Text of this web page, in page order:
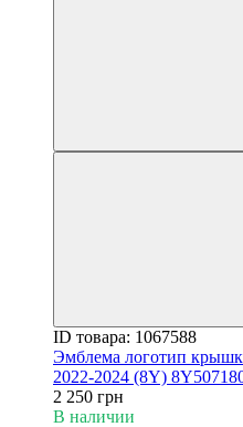
ID товара: 1067588
Эмблема логотип
2022-2024 (8Y)
2 250 грн
В наличии